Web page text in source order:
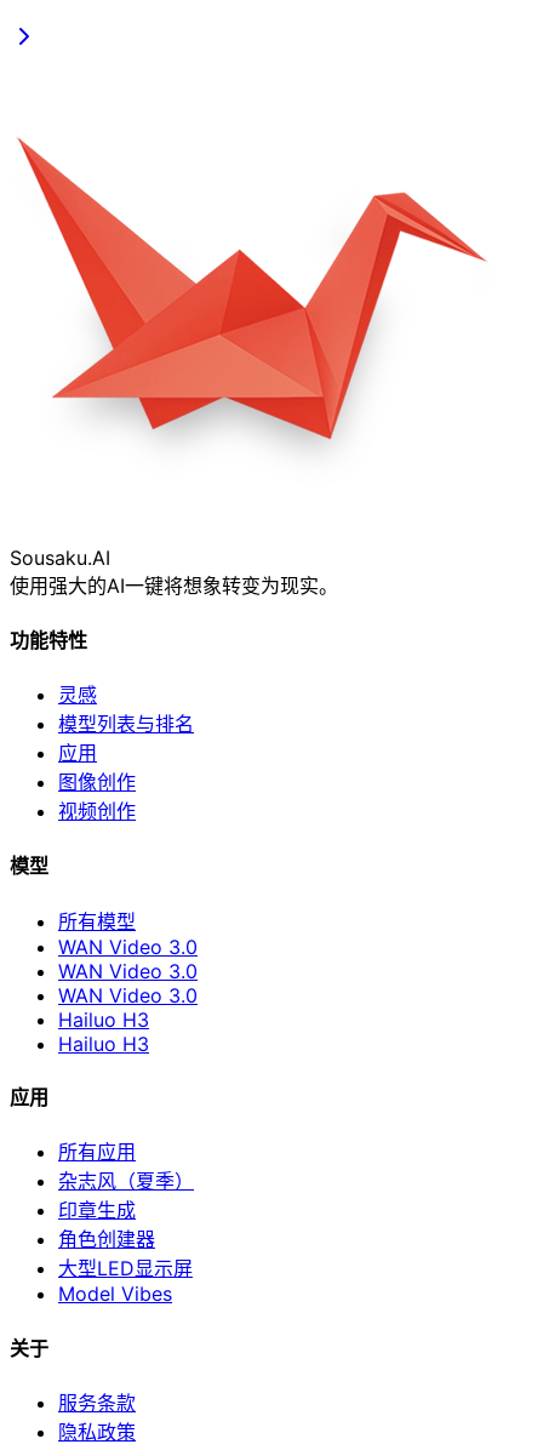
Sousaku.AI
使用强大的AI一键将想象转变为现实。
功能特性
灵感
模型列表与排名
应用
图像创作
视频创作
模型
所有模型
WAN Video 3.0
WAN Video 3.0
WAN Video 3.0
Hailuo H3
Hailuo H3
应用
所有应用
杂志风（夏季）
印章生成
角色创建器
大型LED显示屏
Model Vibes
关于
服务条款
隐私政策